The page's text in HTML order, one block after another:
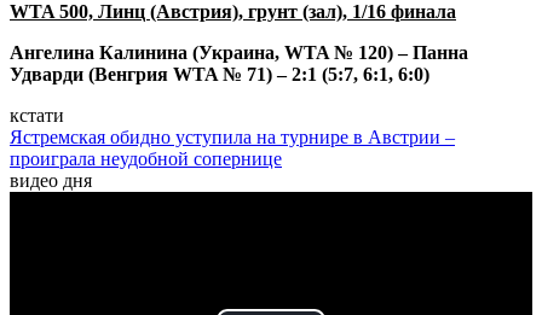
WTA 500, Линц (Австрия), грунт (зал), 1/16 финала
Ангелина Калинина (Украина, WTA № 120) – Панна
Удварди (Венгрия WTA № 71) – 2:1 (5:7, 6:1, 6:0)
кстати
Ястремская обидно уступила на турнире в Австрии –
проиграла неудобной сопернице
видео дня